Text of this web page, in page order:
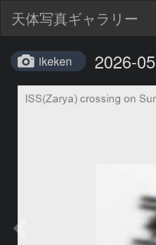
天体写真ギャラリー
ikeken 2026-